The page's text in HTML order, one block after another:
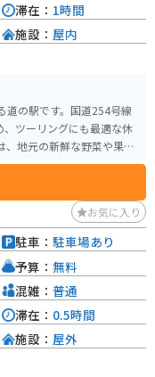
道の駅です。国道254号線
ツーリングにも最適な休
「小川和紙」を使った工
きます。バイク駐車場も
に指定されている「小川
おがわまちを拠点に、周辺
滞在： 1時間
施設： 屋内
お気に入り
駐車： 駐車場あり
予算： 無料
混雑： 普通
滞在： 0.5時間
施設： 屋外